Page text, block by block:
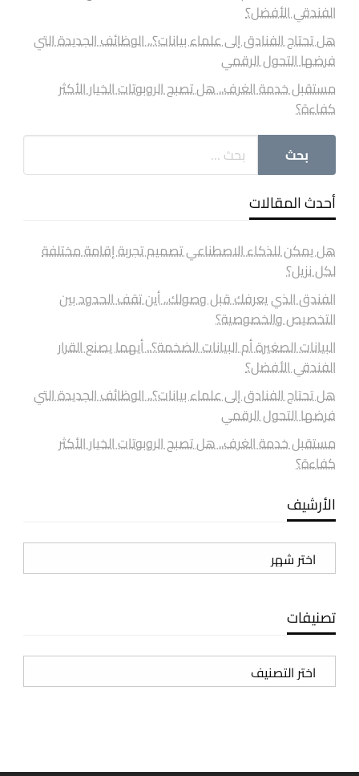
الفندقي الأفضل؟
هل تحتاج الفنادق إلى علماء بيانات؟.. الوظائف الجديدة التي
فرضها التحول الرقمي
مستقبل خدمة الغرف.. هل تصبح الروبوتات الخيار الأكثر
كفاءة؟
أحدث المقالات
هل يمكن للذكاء الاصطناعي تصميم تجربة إقامة مختلفة
لكل نزيل؟
الفندق الذي يعرفك قبل وصولك.. أين تقف الحدود بين
التخصيص والخصوصية؟
البيانات الصغيرة أم البيانات الضخمة؟.. أيهما يصنع القرار
الفندقي الأفضل؟
هل تحتاج الفنادق إلى علماء بيانات؟.. الوظائف الجديدة التي
فرضها التحول الرقمي
مستقبل خدمة الغرف.. هل تصبح الروبوتات الخيار الأكثر
كفاءة؟
الأرشيف
الأرشيف
تصنيفات
تصنيفات